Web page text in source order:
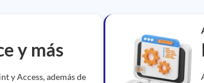
y más
y Access, además de